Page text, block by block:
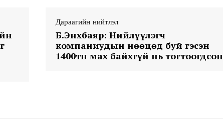
Company
About
Дараагийн нийтлэл
Б.Энхбаяр: Нийлүүлэгч
компаниудын нөөцөд буй гэсэн
1400тн мах байхгүй нь тогтоогдсон